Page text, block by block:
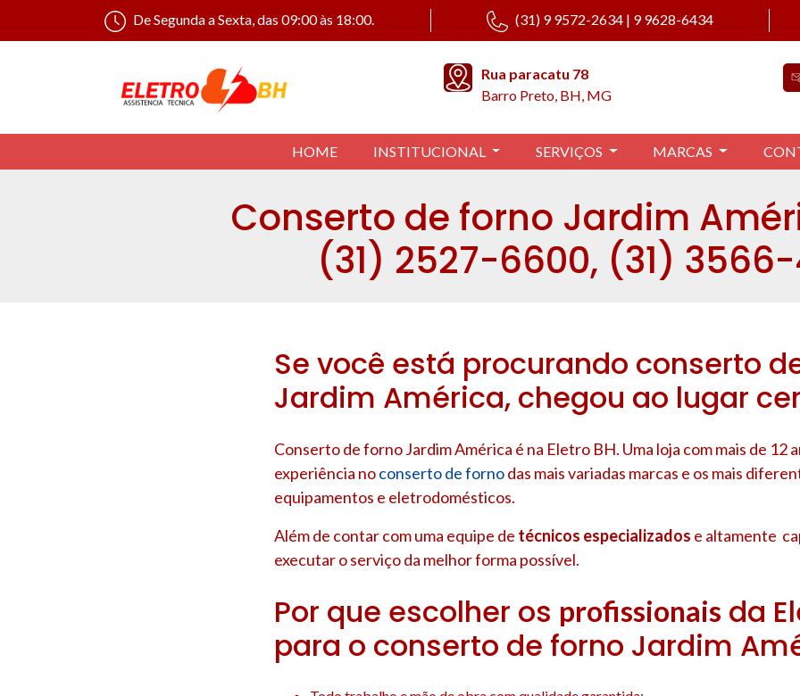
De Segunda a Sexta, das 09:00 às 18:00. (31) 9 9572-2634 | 9 9628-6434
Rua paracatu 78
Barro Preto, BH, MG
HOME INSTITUCIONAL SERVIÇOS MARCAS
Conserto de forno Jardim
(31) 2527-6600, (31)
Se você está procurando conserto
Jardim América, chegou ao lugar
Conserto de forno Jardim América é na Eletro BH. Uma loja com mais de 12
experiência noconserto de fornodas mais variadas marcas e os mais
equipamentos e eletrodomésticos.
Além de contar com uma equipe de técnicos especializados e altamente
executar o serviço da melhor forma possível.
Por que escolher os profissionais da
para o conserto de forno Jardim